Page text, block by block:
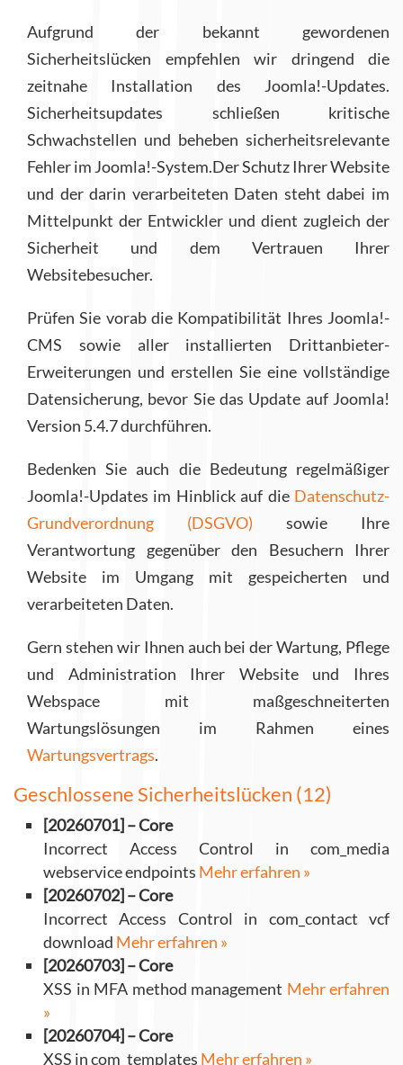
Aufgrund der bekannt gewordenen
Sicherheitslücken empfehlen wir dringend die
zeitnahe Installation des Joomla!-Updates.
Sicherheitsupdates schließen kritische
Schwachstellen und beheben sicherheitsrelevante
Fehler im Joomla!-System.Der Schutz Ihrer Website
und der darin verarbeiteten Daten steht dabei im
Mittelpunkt der Entwickler und dient zugleich der
Sicherheit und dem Vertrauen Ihrer
Websitebesucher.
Prüfen Sie vorab die Kompatibilität Ihres Joomla!-
CMS sowie aller installierten Drittanbieter-
Erweiterungen und erstellen Sie eine vollständige
Datensicherung, bevor Sie das Update auf Joomla!
Version 5.4.7 durchführen.
Bedenken Sie auch die Bedeutung regelmäßiger
Joomla!-Updates im Hinblick auf die Datenschutz-
Grundverordnung (DSGVO) sowie Ihre
Verantwortung gegenüber den Besuchern Ihrer
Website im Umgang mit gespeicherten und
verarbeiteten Daten.
Gern stehen wir Ihnen auch bei der Wartung, Pflege
und Administration Ihrer Website und Ihres
Webspace mit maßgeschneiterten
Wartungslösungen im Rahmen eines
Wartungsvertrags.
Geschlossene Sicherheitslücken (12)
[20260701] – Core
Incorrect Access Control in com_media
webservice endpoints Mehr erfahren »
[20260702] – Core
Incorrect Access Control in com_contact vcf
download Mehr erfahren »
[20260703] – Core
XSS in MFA method management Mehr erfahren
»
[20260704] – Core
XSS in com_templates Mehr erfahren »